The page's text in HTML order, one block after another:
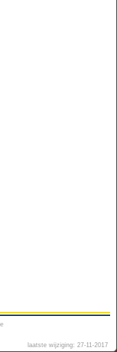
laatste wijziging: 27-11-2017